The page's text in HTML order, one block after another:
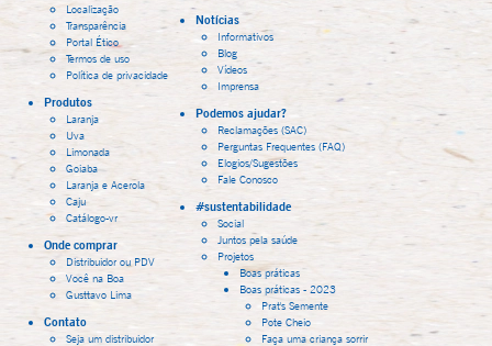
Localização
Transparência
Portal Ético
Termos de uso
Política de privacidade
Produtos
Laranja
Uva
Limonada
Goiaba
Laranja e Acerola
Caju
Catálogo-vr
Onde comprar
Distribuidor ou PDV
Você na Boa
Gusttavo Lima
Contato
Seja um distribuidor
Notícias
Informativos
Blog
Vídeos
Imprensa
Podemos ajudar?
Reclamações (SAC)
Perguntas Frequentes (FAQ)
Elogios/Sugestões
Fale Conosco
#sustentabilidade
Social
Juntos pela saúde
Projetos
Boas práticas
Boas práticas - 2023
Prat's Semente
Pote Cheio
Faça uma criança sorrir